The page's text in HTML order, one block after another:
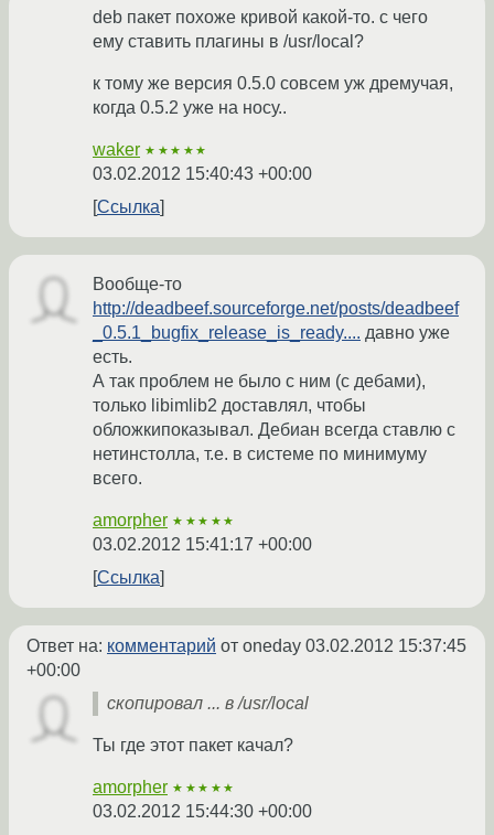
deb пакет похоже кривой какой-то. с чего
ему ставить плагины в /usr/local?
к тому же версия 0.5.0 совсем уж дремучая,
когда 0.5.2 уже на носу..
waker ★★★★★
03.02.2012 15:40:43 +00:00
Ссылка
Вообще-то
http://deadbeef.sourceforge.net/posts/deadbeef
_0.5.1_bugfix_release_is_ready.... давно уже
есть.
А так проблем не было с ним (с дебами),
только libimlib2 доставлял, чтобы
обложкипоказывал. Дебиан всегда ставлю с
нетинстолла, т.е. в системе по минимуму
всего.
amorpher ★★★★★
03.02.2012 15:41:17 +00:00
Ссылка
Ответ на: комментарий от oneday 03.02.2012 15:37:45
+00:00
скопировал ... в /usr/local
Ты где этот пакет качал?
amorpher ★★★★★
03.02.2012 15:44:30 +00:00